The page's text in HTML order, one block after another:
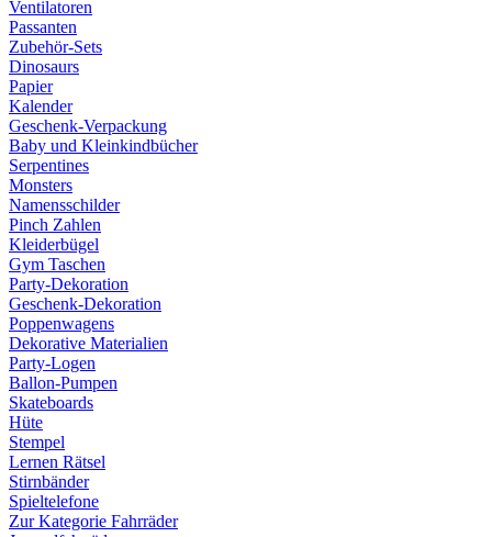
Ventilatoren
Passanten
Zubehör-Sets
Dinosaurs
Papier
Kalender
Geschenk-Verpackung
Baby und Kleinkindbücher
Serpentines
Monsters
Namensschilder
Pinch Zahlen
Kleiderbügel
Gym Taschen
Party-Dekoration
Geschenk-Dekoration
Poppenwagens
Dekorative Materialien
Party-Logen
Ballon-Pumpen
Skateboards
Hüte
Stempel
Lernen Rätsel
Stirnbänder
Spieltelefone
Zur Kategorie Fahrräder